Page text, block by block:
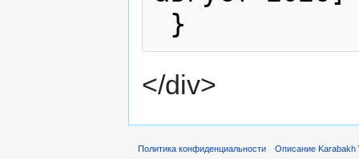
</div>
Политика конфиденциальности Описание Karabakh